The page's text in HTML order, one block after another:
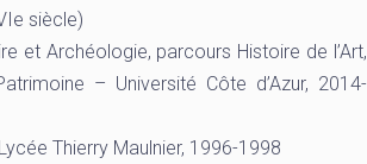
siècle)
et Archéologie, parcours Histoire de l’Art,
– Université Côte d’Azur, 2014-
Thierry Maulnier, 1996-1998